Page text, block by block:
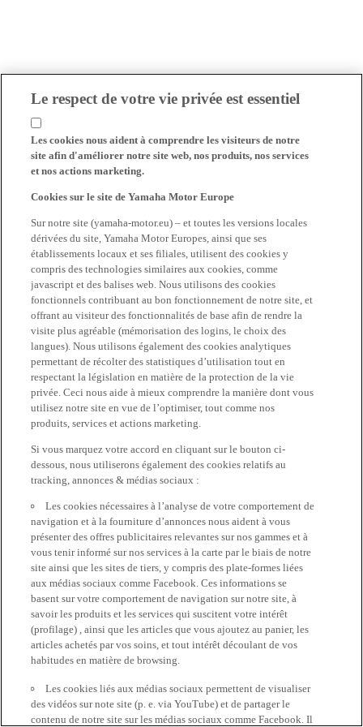
Le respect de votre vie privée est essentiel
Les cookies nous aident à comprendre les visiteurs de notre
site afin d'améliorer notre site web, nos produits, nos services
et nos actions marketing.
Cookies sur le site de Yamaha Motor Europe
Sur notre site (yamaha-motor.eu) – et toutes les versions locales
dérivées du site, Yamaha Motor Europes, ainsi que ses
établissements locaux et ses filiales, utilisent des cookies y
compris des technologies similaires aux cookies, comme
javascript et des balises web. Nous utilisons des cookies
fonctionnels contribuant au bon fonctionnement de notre site, et
offrant au visiteur des fonctionnalités de base afin de rendre la
visite plus agréable (mémorisation des logins, le choix des
langues). Nous utilisons également des cookies analytiques
permettant de récolter des statistiques d’utilisation tout en
respectant la législation en matière de la protection de la vie
privée. Ceci nous aide à mieux comprendre la manière dont vous
utilisez notre site en vue de l’optimiser, tout comme nos
produits, services et actions marketing.
Si vous marquez votre accord en cliquant sur le bouton ci-
dessous, nous utiliserons également des cookies relatifs au
tracking, annonces & médias sociaux :
Les cookies nécessaires à l’analyse de votre comportement de
navigation et à la fourniture d’annonces nous aident à vous
présenter des offres publicitaires relevantes sur nos gammes et à
vous tenir informé sur nos services à la carte par le biais de notre
site ainsi que les sites de tiers, y compris des plate-formes liées
aux médias sociaux comme Facebook. Ces informations se
basent sur votre comportement de navigation sur notre site, à
savoir les produits et les services qui suscitent votre intérêt
(profilage) , ainsi que les articles que vous ajoutez au panier, les
articles achetés par vos soins, et tout intérêt découlant de vos
habitudes en matière de browsing.
Les cookies liés aux médias sociaux permettent de visualiser
des vidéos sur note site (p. e. via YouTube) et de partager le
contenu de notre site sur les médias sociaux comme Facebook. Il